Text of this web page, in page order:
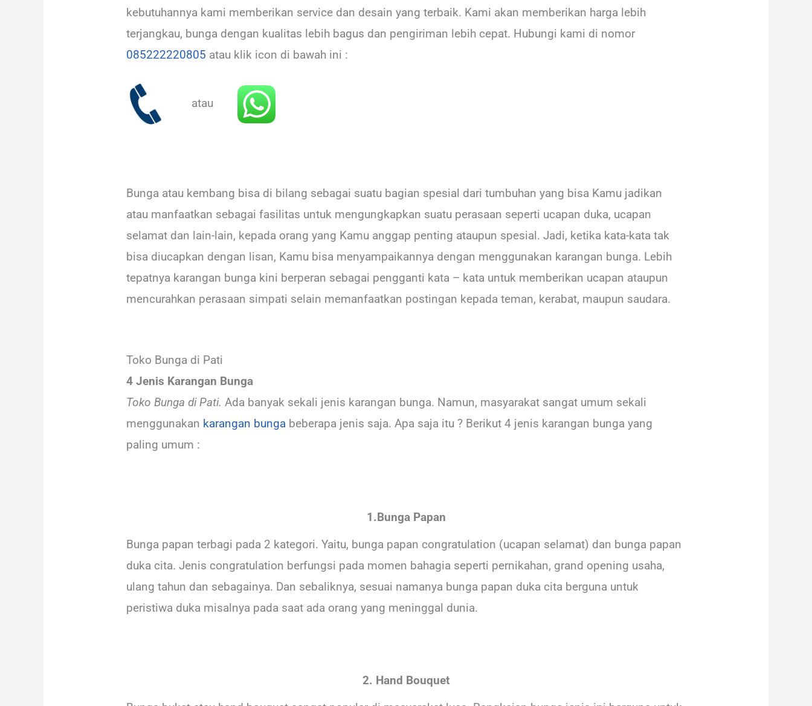
kebutuhannya kami memberikan service dan desain yang terbaik. Kami akan memberikan harga lebih
terjangkau, bunga dengan kualitas lebih bagus dan pengiriman lebih cepat. Hubungi kami di nomor
085222220805 atau klik icon di bawah ini :
atau
Bunga atau kembang bisa di bilang sebagai suatu bagian spesial dari tumbuhan yang bisa Kamu jadikan
atau manfaatkan sebagai fasilitas untuk mengungkapkan suatu perasaan seperti ucapan duka, ucapan
selamat dan lain-lain, kepada orang yang Kamu anggap penting ataupun spesial. Jadi, ketika kata-kata tak
bisa diucapkan dengan lisan, Kamu bisa menyampaikannya dengan menggunakan karangan bunga. Lebih
tepatnya karangan bunga kini berperan sebagai pengganti kata – kata untuk memberikan ucapan ataupun
mencurahkan perasaan simpati selain memanfaatkan postingan kepada teman, kerabat, maupun saudara.
Toko Bunga di Pati
4 Jenis Karangan Bunga
Toko Bunga di Pati. Ada banyak sekali jenis karangan bunga. Namun, masyarakat sangat umum sekali
menggunakan karangan bunga beberapa jenis saja. Apa saja itu ? Berikut 4 jenis karangan bunga yang
paling umum :
1.Bunga Papan
Bunga papan terbagi pada 2 kategori. Yaitu, bunga papan congratulation (ucapan selamat) dan bunga papan
duka cita. Jenis congratulation berfungsi pada momen bahagia seperti pernikahan, grand opening usaha,
ulang tahun dan sebagainya. Dan sebaliknya, sesuai namanya bunga papan duka cita berguna untuk
peristiwa duka misalnya pada saat ada orang yang meninggal dunia.
2. Hand Bouquet